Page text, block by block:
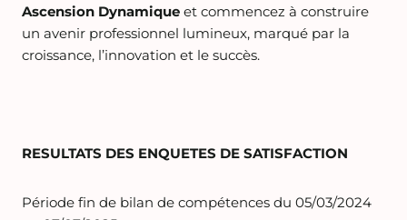
Ascension Dynamique et commencez à construire
un avenir professionnel lumineux, marqué par la
croissance, l’innovation et le succès.
RESULTATS DES ENQUETES DE SATISFACTION
Période fin de bilan de compétences du 05/03/2024